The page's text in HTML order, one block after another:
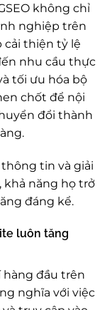
không chỉ
nghiệp trên
cải thiện tỷ lệ
nhu cầu thực
tối ưu hóa bộ
chốt để nội
đổi thành
tin và giải
khả năng họ trở
đáng kể.
luôn tăng
hàng đầu trên
nghĩa với việc